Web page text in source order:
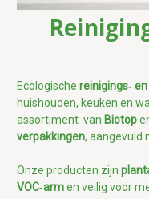
Ecologische reinigings‑
huishouden, keuken en
assortiment van Biotop
verpakkingen, aangevuld
Onze producten zijn
VOC‑armen veilig voor